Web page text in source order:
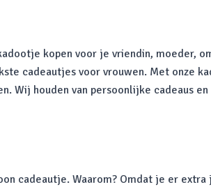
kopen voor je vriendin, moeder,
cadeautjes voor vrouwen. Met onze
Wij houden van persoonlijke cadeaus
cadeautje. Waarom? Omdat je er